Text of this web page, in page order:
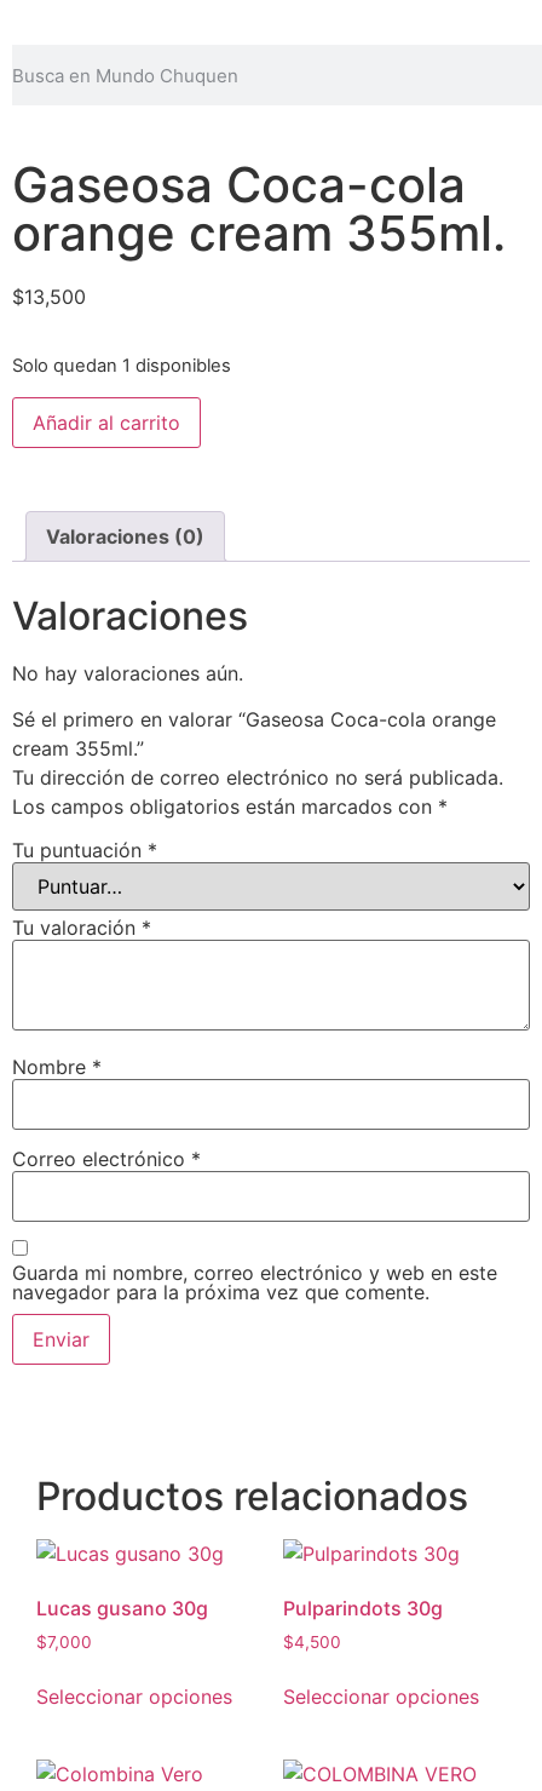
Gaseosa Coca-cola
orange cream 355ml.
$13,500
Solo quedan 1 disponibles
Añadir al carrito
Valoraciones (0)
Valoraciones
No hay valoraciones aún.
Sé el primero en valorar “Gaseosa Coca-cola orange
cream 355ml.”
Tu dirección de correo electrónico no será publicada.
Los campos obligatorios están marcados con *
Tu puntuación *
Tu valoración *
Nombre *
Correo electrónico *
Guarda mi nombre, correo electrónico y web en este
navegador para la próxima vez que comente.
Productos relacionados
Lucas gusano 30g
$7,000
Seleccionar opciones
Pulparindots 30g
$4,500
Seleccionar opciones